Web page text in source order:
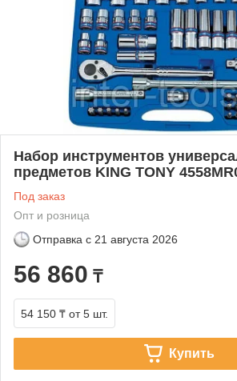
Набор инструментов
предметов KING TONY
Под заказ
Опт и розница
Отправка с 21 августа 2026
56 860 ₸
54 150 ₸ от 5 шт.
Купить